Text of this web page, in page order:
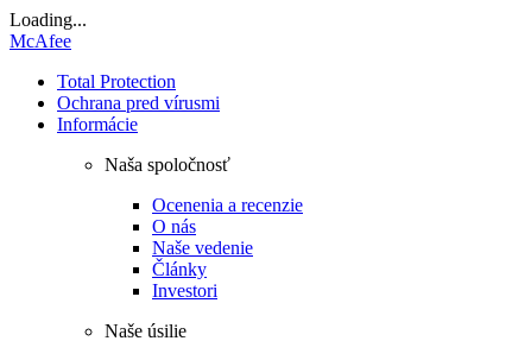
Loading...
McAfee
Total Protection
Ochrana pred vírusmi
Informácie
Naša spoločnosť
Ocenenia a recenzie
O nás
Naše vedenie
Články
Investori
Naše úsilie